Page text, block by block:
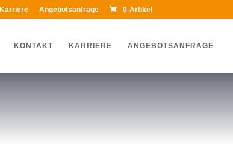
Karriere Angebotsanfrage 0-Artikel
KONTAKT KARRIERE ANGEBOTSANFRAGE